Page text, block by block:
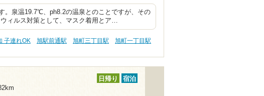
。泉温19.7℃、ph8.2の温泉とのことですが、その
ィルス対策として、マスク着用とア…
子連れOK 旭駅前通駅 旭町三丁目駅
旭町一丁目駅
日帰り 宿泊